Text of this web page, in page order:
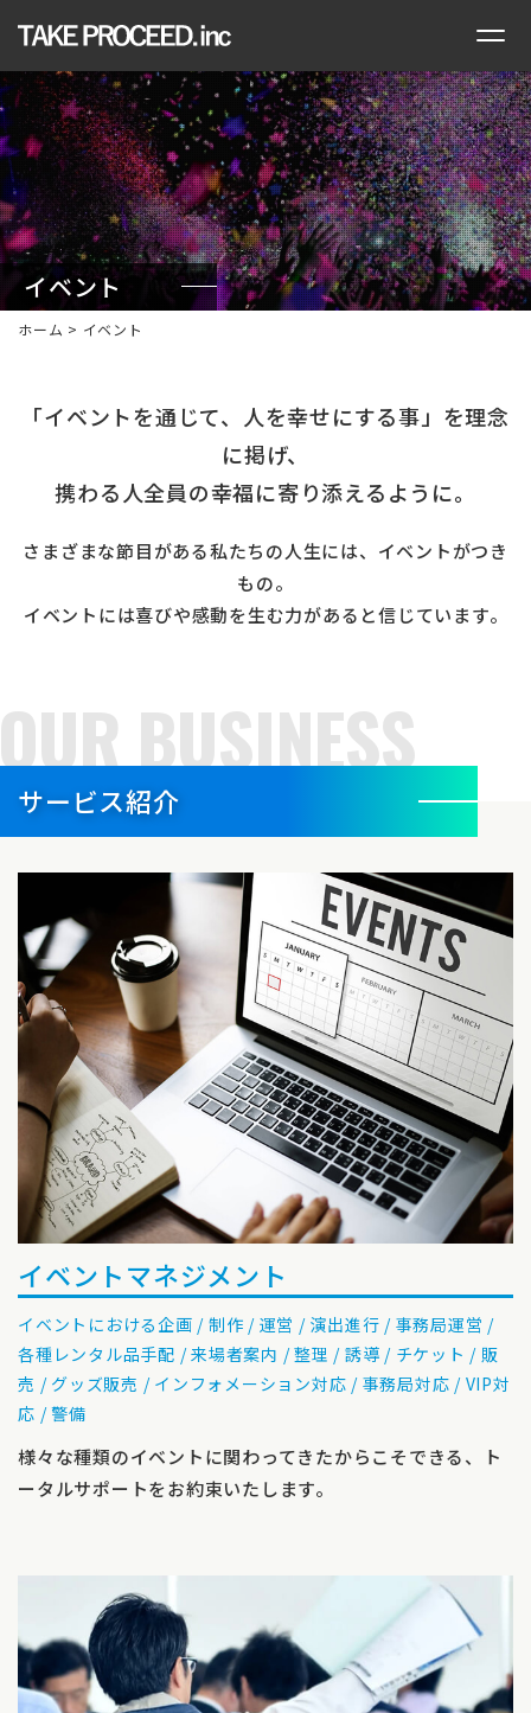
イベント
ホーム > イベント
「イベントを通じて、人を幸せにする事」を理念
に掲げ、
携わる人全員の幸福に寄り添えるように。
さまざまな節目がある私たちの人生には、イベントがつき
もの。
イベントには喜びや感動を生む力があると信じています。
BUSINESS
サービス紹介
イベントマネジメント
イベントにおける企画 / 制作 / 運営 / 演出進行 / 事務局運営 /
各種レンタル品⼿配 / 来場者案内 / 整理 / 誘導 / チケット / 販
売 / グッズ販売 / インフォメーション対応 / 事務局対応 / VIP対
応 / 警備
様々な種類のイベントに関わってきたからこそできる、ト
ータルサポートをお約束いたします。